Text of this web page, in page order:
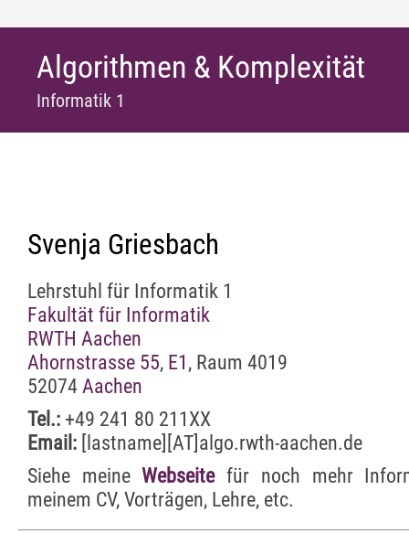
Algorithmen & Komplexität
Informatik 1
Svenja Griesbach
Lehrstuhl für Informatik 1
Fakultät für Informatik
RWTH Aachen
Ahornstrasse 55, E1, Raum 4019
52074 Aachen
Tel.: +49 241 80 211XX
Email: [lastname][AT]algo.rwth-aachen.de
Siehe meineWebseitefür noch mehr
meinem CV, Vorträgen, Lehre, etc.